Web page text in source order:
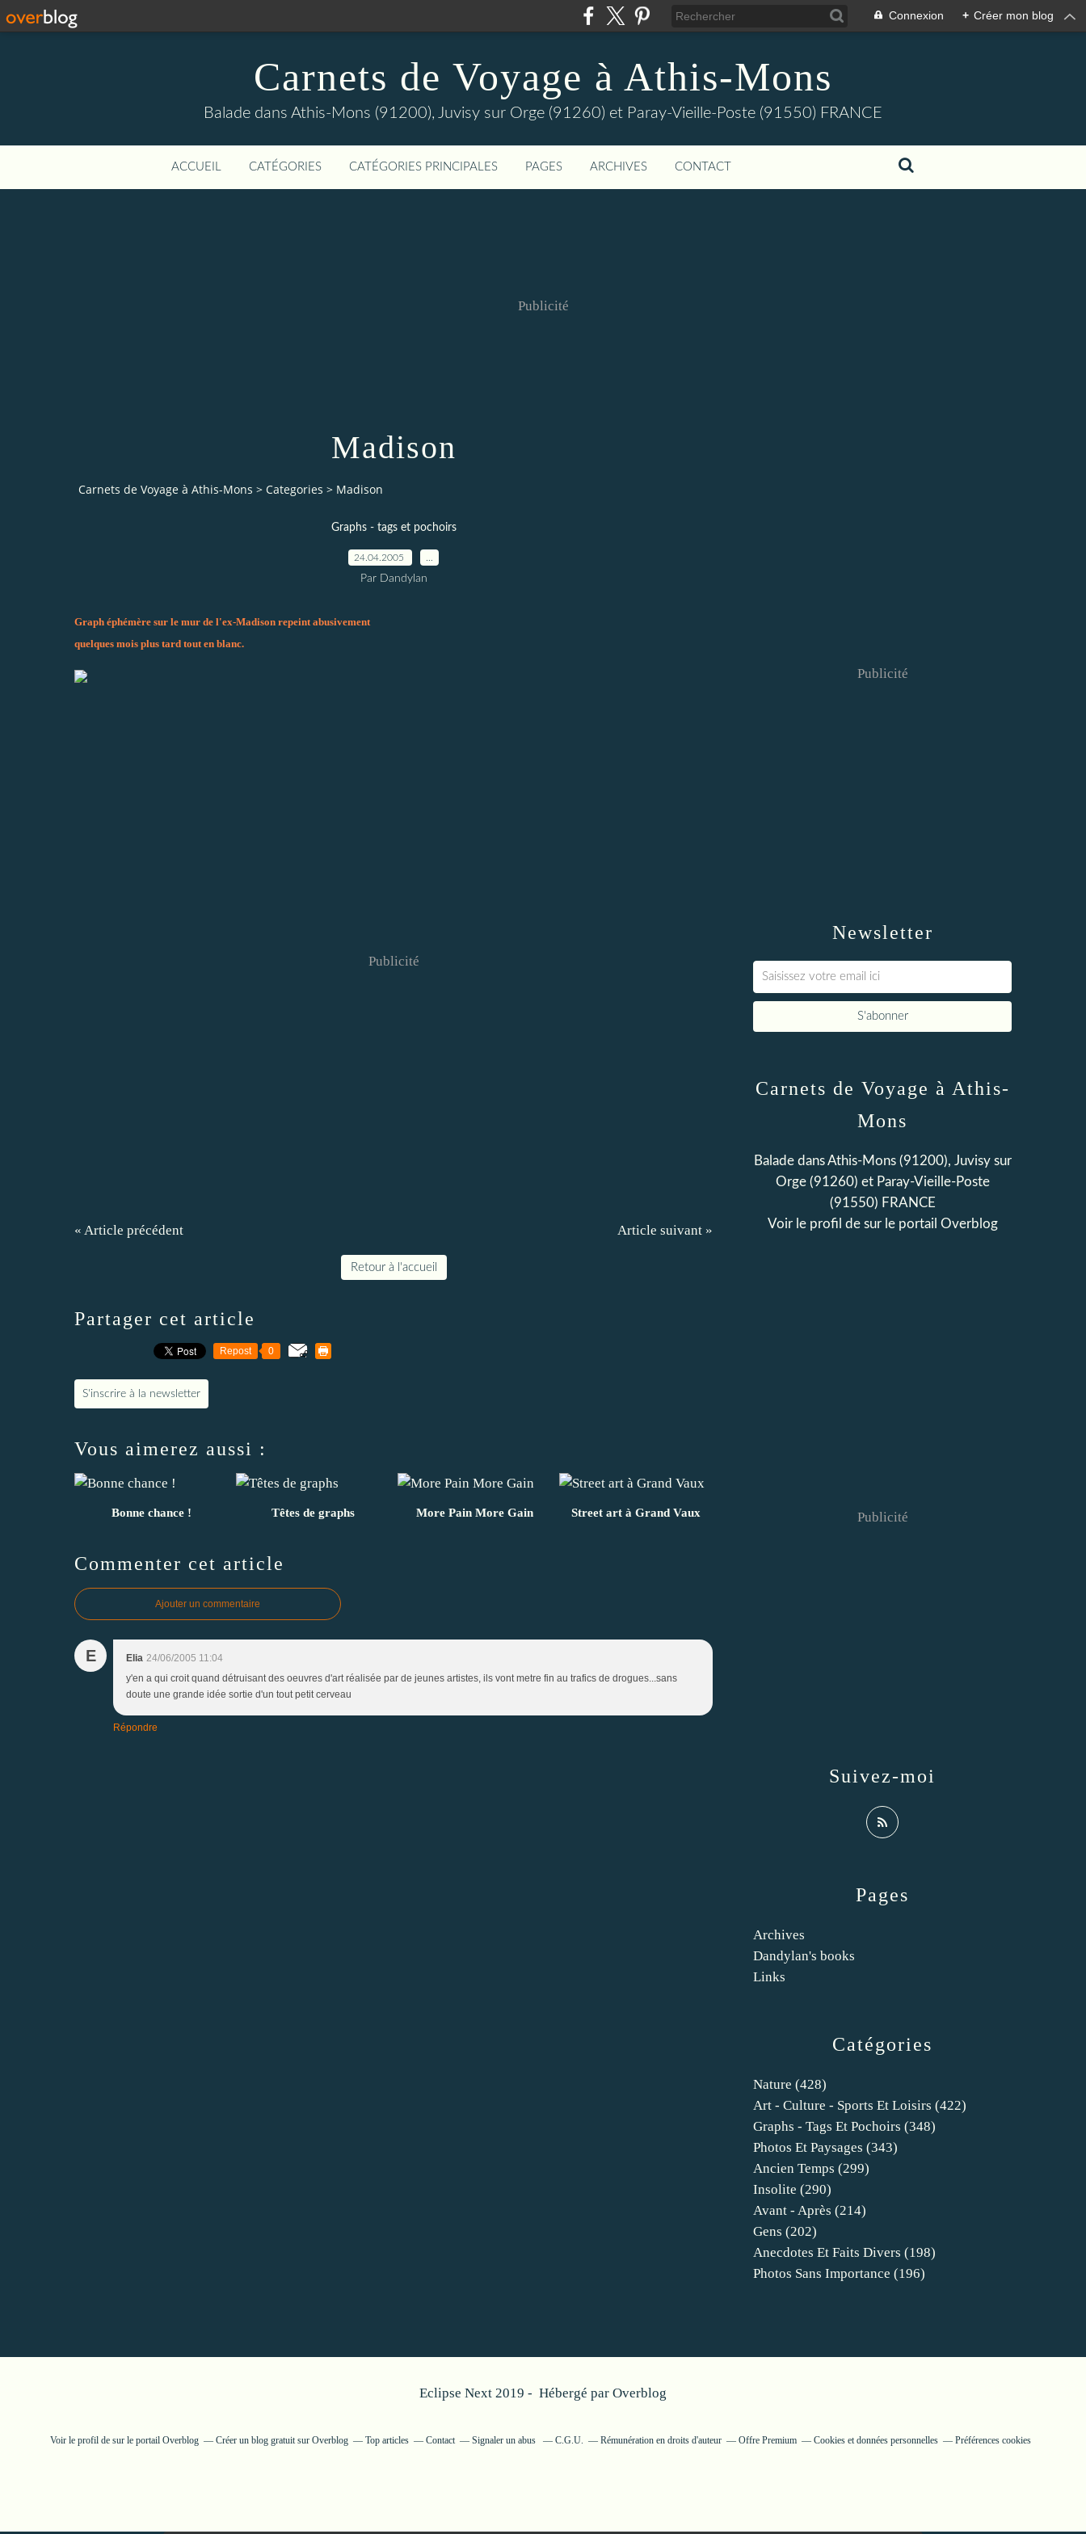
Connexion + Créer mon blog
Carnets de Voyage à Athis-Mons
Balade dans Athis-Mons (91200), Juvisy sur Orge (91260) et Paray-Vieille-Poste (91550) FRANCE
ACCUEIL CATÉGORIES CATÉGORIES PRINCIPALES PAGES ARCHIVES CONTACT
Publicité
Madison
Carnets de Voyage à Athis-Mons > Categories > Madison
Graphs - tags et pochoirs
24.04.2005
Par Dandylan
Graph éphémère sur le mur de l'ex-Madison repeint abusivement
quelques mois plus tard tout en blanc.
Publicité
« Article précédent Article suivant »
Retour à l'accueil
Partager cet article
Repost 0
S'inscrire à la newsletter
Vous aimerez aussi :
Bonne chance ! Têtes de graphs More Pain More Gain Street art à Grand Vaux
Commenter cet article
Ajouter un commentaire
E Elia 24/06/2005 11:04
y'en a qui croit quand détruisant des oeuvres d'art réalisée par de jeunes artistes, ils vont metre fin au trafics de drogues...sans
doute une grande idée sortie d'un tout petit cerveau
Répondre
Newsletter
Publicité
Catégories
Nature (428)
Art - Culture - Sports Et Loisirs (422)
Graphs - Tags Et Pochoirs (348)
Photos Et Paysages (343)
Ancien Temps (299)
Insolite (290)
Avant - Après (214)
Gens (202)
Anecdotes Et Faits Divers (198)
Photos Sans Importance (196)
Pages
Archives
Dandylan's books
Links
Carnets de Voyage à Athis-
Mons
Balade dans Athis-Mons (91200), Juvisy sur
Orge (91260) et Paray-Vieille-Poste
(91550) FRANCE
Voir le profil de sur le portail Overblog
Suivez-moi
Publicité
Eclipse Next 2019 - Hébergé par Overblog
Voir le profil de sur le portail Overblog Créer un blog gratuit sur Overblog Top articles Contact Signaler un abus C.G.U. Rémunération en droits d'auteur Offre Premium Cookies et données personnelles Préférences cookies